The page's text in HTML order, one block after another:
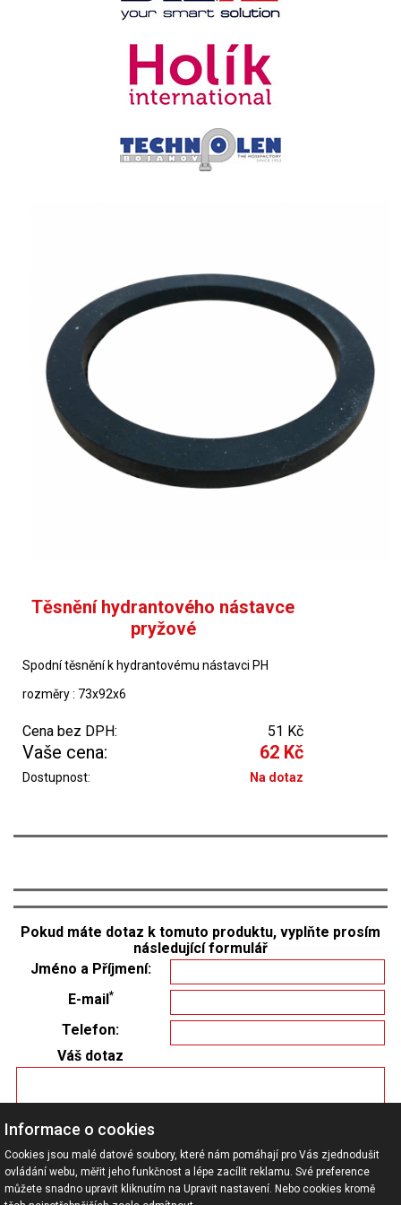
Těsnění hydrantového nástavce
pryžové
Spodní těsnění k hydrantovému nástavci PH
rozměry : 73x92x6
Cena bez DPH: 51 Kč
Vaše cena: 62 Kč
Dostupnost: Na dotaz
Pokud máte dotaz k tomuto produktu, vyplňte prosím
následující formulář
Jméno a Příjmení:
E-mail*
Telefon:
Váš dotaz
Informace o cookies
Cookies jsou malé datové soubory, které nám pomáhají pro Vás zjednodušit
ovládání webu, měřit jeho funkčnost a lépe zacílit reklamu. Své preference
můžete snadno upravit kliknutím na Upravit nastavení. Nebo cookies kromě